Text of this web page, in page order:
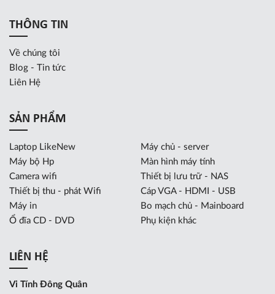
THÔNG TIN
Về chúng tôi
Blog - Tin tức
Liên Hệ
SẢN PHẨM
Laptop LikeNew
Máy chủ - server
Máy bộ Hp
Màn hình máy tính
Camera wifi
Thiết bị lưu trữ - NAS
Thiết bị thu - phát Wifi
Cáp VGA - HDMI - USB
Máy in
Bo mạch chủ - Mainboard
Ổ đĩa CD - DVD
Phụ kiện khác
LIÊN HỆ
Vi Tính Đông Quân